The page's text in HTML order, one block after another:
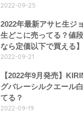
2022-09-25
2022年最新アサヒ生ジ
生どこに売ってる？値
なら定価以下で買える】
2022-09-21
【2022年9月発売】
グバレーシルクエール
てる？
2022-09-19